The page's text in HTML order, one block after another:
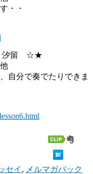
・・
汐留 ☆★
自分で奏でたりできま
セイ , メルマガバック